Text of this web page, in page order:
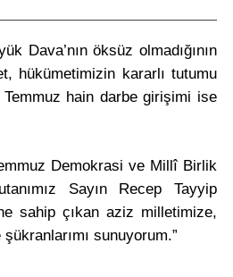
Dava’nın öksüz olmadığının
hükümetimizin kararlı tutumu
hain darbe girişimi ise
Demokrasi ve Millî Birlik
Sayın Recep Tayyip
sahip çıkan aziz milletimize,
sunuyorum.”